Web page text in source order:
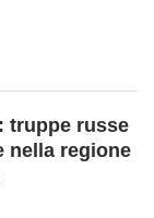
truppe russe
nella regione